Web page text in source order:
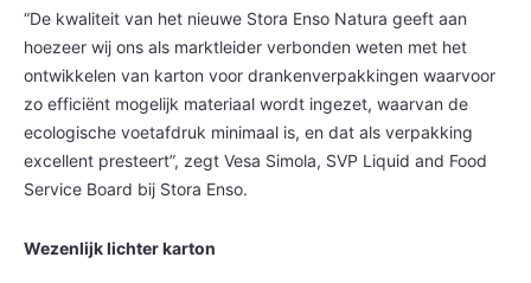
“De kwaliteit van het nieuwe Stora Enso Natura geeft aan
hoezeer wij ons als marktleider verbonden weten met het
ontwikkelen van karton voor drankenverpakkingen waarvoor
zo efficiënt mogelijk materiaal wordt ingezet, waarvan de
ecologische voetafdruk minimaal is, en dat als verpakking
excellent presteert”, zegt Vesa Simola, SVP Liquid and Food
Service Board bij Stora Enso.
Wezenlijk lichter karton